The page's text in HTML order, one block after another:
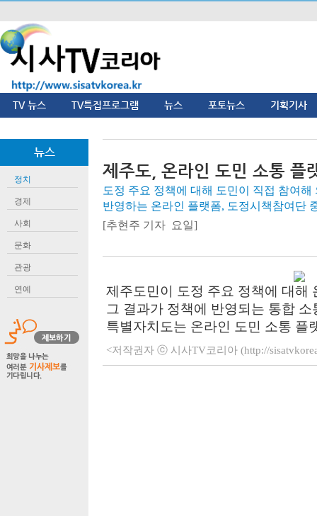
TV 뉴스 TV특집프로그램 뉴스 포토뉴스 기획기사
뉴스
정치
경제
사회
문화
관광
연예
제주도, 온라인 도민 소통 플
도정 주요 정책에 대해 도민이 직접 참여
반영하는 온라인 플랫폼, 도정시책참여단
[추현주 기자 요일]
제주도민이 도정 주요 정책에 대해
그 결과가 정책에 반영되는 통합
특별자치도는 온라인 도민 소통 플
<저작권자 ⓒ 시사TV코리아 (http://